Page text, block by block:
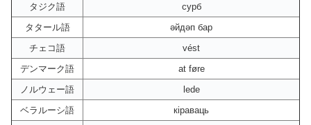
タジク語
сурб
タタール語
әйдәп бар
チェコ語
vést
デンマーク語
at føre
ノルウェー語
lede
ベラルーシ語
кіраваць